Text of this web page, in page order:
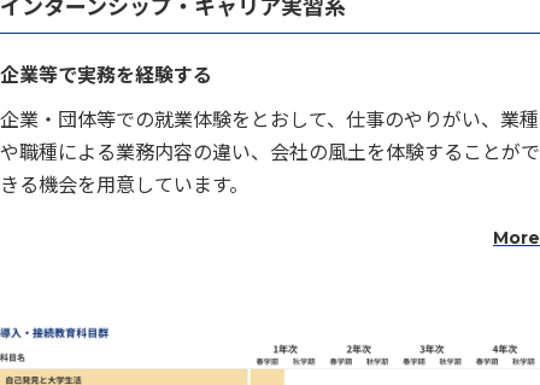
企業等で実務を経験する
企業・団体等での就業体験をとおして、仕事のやりがい、業種
や職種による業務内容の違い、会社の風土を体験することがで
きる機会を用意しています。
More